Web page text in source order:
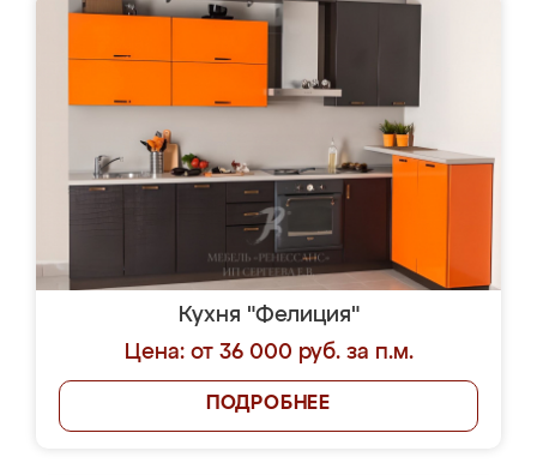
Кухня "Фелиция"
Цена: от 36 000 руб. за п.м.
ПОДРОБНЕЕ